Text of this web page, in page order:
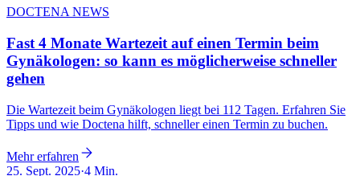
DOCTENA NEWS
Fast 4 Monate Wartezeit auf einen Termin beim
Gynäkologen: so kann es möglicherweise schneller
gehen
Die Wartezeit beim Gynäkologen liegt bei 112 Tagen. Erfahren Sie
Tipps und wie Doctena hilft, schneller einen Termin zu buchen.
Mehr erfahren
25. Sept. 2025·4 Min.